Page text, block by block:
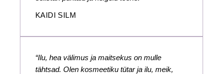
KAIDI SILM
“Ilu, hea välimus ja maitsekus on mulle
tähtsad. Olen kosmeetiku tütar ja ilu, meik,